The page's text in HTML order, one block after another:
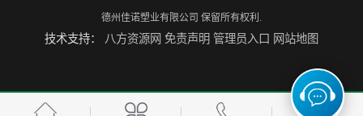
德州佳诺塑业有限公司 保留所有权利.
技术支持： 八方资源网 免责声明 管理员入口 网站地图